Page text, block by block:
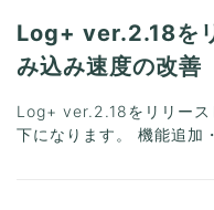
Log+ ver.2.18を
み込み速度の改善
Log+ ver.2.18をリリース
下になります。 機能追加